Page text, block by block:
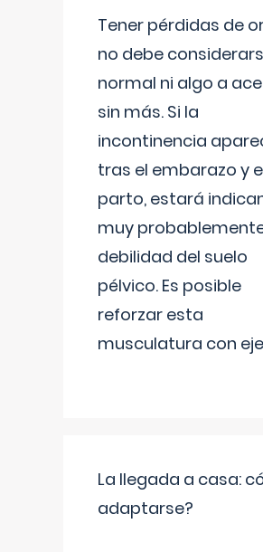
Tener pérdidas de
no debe
normal ni algo a
sin más. Si la
incontinencia
tras el embarazo y
parto, estará
muy
debilidad del suelo
pélvico. Es posible
reforzar esta
musculatura con
La llegada a casa:
adaptarse?